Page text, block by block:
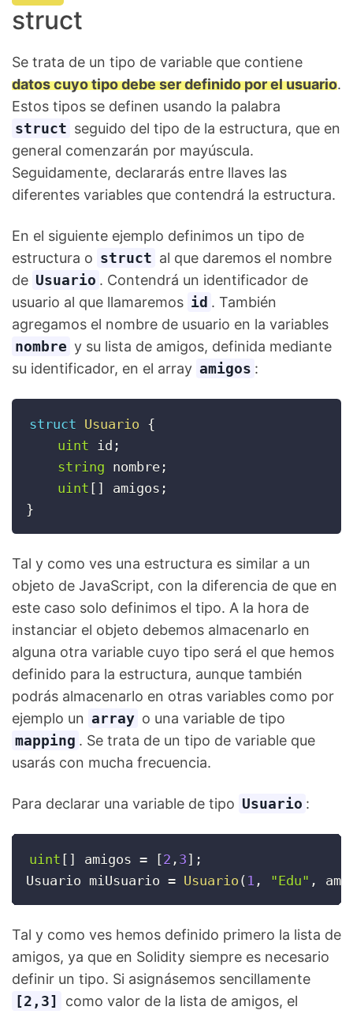
struct
Se trata de un tipo de variable que contiene
datos cuyo tipo debe ser definido por el usuario.
Estos tipos se definen usando la palabra
struct seguido del tipo de la estructura, que en
general comenzarán por mayúscula.
Seguidamente, declararás entre llaves las
diferentes variables que contendrá la estructura.
En el siguiente ejemplo definimos un tipo de
estructura o struct al que daremos el nombre
de Usuario . Contendrá un identificador de
usuario al que llamaremos id . También
agregamos el nombre de usuario en la variables
nombre y su lista de amigos, definida mediante
su identificador, en el array amigos :
struct Usuario {
uint id ;
string nombre ;
uint [ ] amigos ;
}
Tal y como ves una estructura es similar a un
objeto de JavaScript, con la diferencia de que en
este caso solo definimos el tipo. A la hora de
instanciar el objeto debemos almacenarlo en
alguna otra variable cuyo tipo será el que hemos
definido para la estructura, aunque también
podrás almacenarlo en otras variables como por
ejemplo un array o una variable de tipo
mapping . Se trata de un tipo de variable que
usarás con mucha frecuencia.
Para declarar una variable de tipo Usuario :
uint [ ] amigos = [2 , 3] ;
Usuario miUsuario = Usuario ( 1 , "Edu" ,
Tal y como ves hemos definido primero la lista de
amigos, ya que en Solidity siempre es necesario
definir un tipo. Si asignásemos sencillamente
[2,3]
como valor de la lista de amigos, el